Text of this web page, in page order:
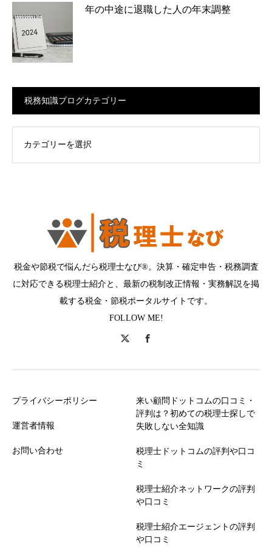
年の中途に退職した人の年末調整
税務知識ブログカテゴリー
税金や節税で悩んだら税理士なび®。決算・確定申告・税務調査
に対応できる税理士紹介と、最新の税制改正情報・実務解説を掲
載する税金・節税ポータルサイトです。
FOLLOW ME!
プライバシーポリシー
運営者情報
お問い合わせ
来い顧問ドットコムの口コミ・
評判は？初めての税理士探しで
失敗しない全知識
税理士ドットコムの評判や口コ
ミ
税理士紹介ネットワークの評判
や口コミ
税理士紹介エージェントの評判
や口コミ